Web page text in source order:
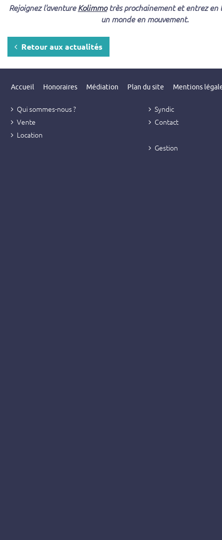
Rejoignez l'aventureKolimmotrès prochainement et entrez en
un monde en mouvement.
Retour aux actualités
Accueil Honoraires Médiation Plan du site Mentions
Qui sommes-nous ?
Vente
Location
Gestion
Syndic
Contact